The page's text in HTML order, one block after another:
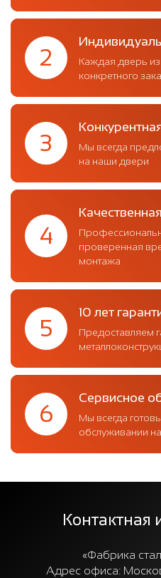
2
Каждая дверь
конкретного
3
Мы всегда
на наши двери
4
проверенная
монтажа
5
10 лет
Предоставляем
6
Сервисное
Мы всегда
обслуживании
«Фабрика
Адрес офиса: